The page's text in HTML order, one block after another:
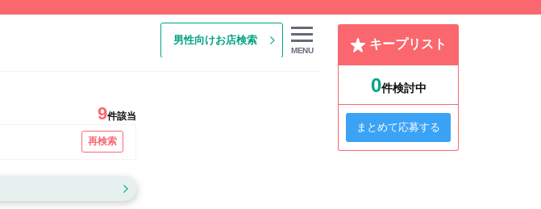
男性向けお店検索
MENU
9件該当
再検索
キープリスト
0件検討中
まとめて応募する